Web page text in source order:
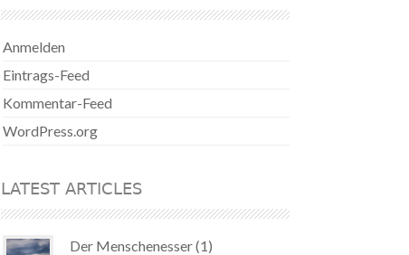
Anmelden
Eintrags-Feed
Kommentar-Feed
WordPress.org
LATEST ARTICLES
Der Menschenesser (1)